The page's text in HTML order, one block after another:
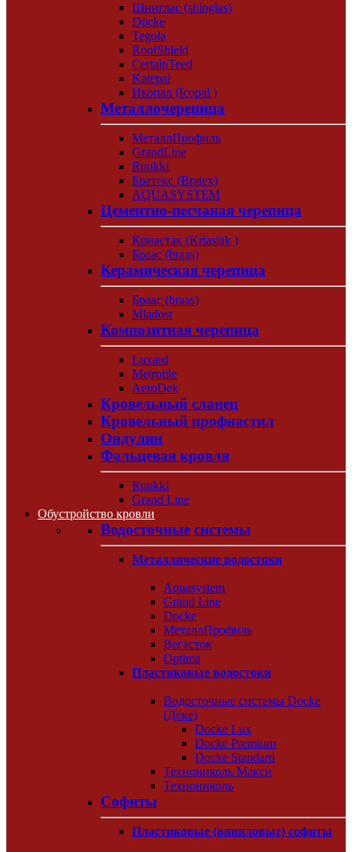
Шинглас (shinglas)
Döcke
Tegola
RoofShield
CertainTeed
Katepal
Икопал (Icopal )
Металлочерепица
МеталлПрофиль
GrandLine
Ruukki
Братекс (Bratex)
AQUASYSTEM
Цементно-песчаная черепица
Криастак (Kriastak )
Браас (braas)
Керамическая черепица
Браас (braas)
Mladost
Композитная черепица
Luxard
Metrotile
AeroDek
Кровельный сланец
Кровельный профнастил
Ондулин
Фальцевая кровля
Ruukki
Grand Line
Обустройство кровли
Водосточные системы
Металлические водостоки
Aquasystem
Grand Line
Docke
МеталлПрофиль
Вегасток
Optima
Пластиковые водостоки
Водосточные системы Docke
(Дёке)
Docke Lux
Docke Premium
Docke Standard
Технониколь Макси
Технониколь
Софиты
Пластиковые (виниловые) софиты